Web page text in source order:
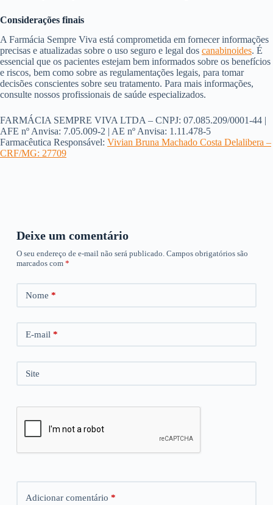
Considerações finais
A Farmácia Sempre Viva está comprometida em fornecer informações
precisas e atualizadas sobre o uso seguro e legal dos canabinoides. É
essencial que os pacientes estejam bem informados sobre os benefícios
e riscos, bem como sobre as regulamentações legais, para tomar
decisões conscientes sobre seu tratamento. Para mais informações,
consulte nossos profissionais de saúde especializados.
FARMÁCIA SEMPRE VIVA LTDA – CNPJ: 07.085.209/0001-44 |
AFE nº Anvisa: 7.05.009-2 | AE nº Anvisa: 1.11.478-5
Farmacêutica Responsável: Vivian Bruna Machado Costa Delalibera –
CRF/MG: 27709
Deixe um comentário
O seu endereço de e-mail não será publicado. Campos obrigatórios são
marcados com *
Nome *
E-mail *
Site
Adicionar comentário *